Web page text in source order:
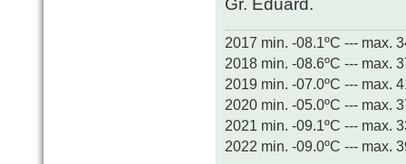
2017 min. -08.1ºC --- max.
2018 min. -08.6ºC --- max.
2019 min. -07.0ºC --- max.
2020 min. -05.0ºC --- max.
2021 min. -09.1ºC --- max.
2022 min. -09.0ºC --- max.